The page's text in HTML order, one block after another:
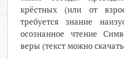
крёстных (или от
требуется знание
осознанное чтение
веры (текст можно скачать